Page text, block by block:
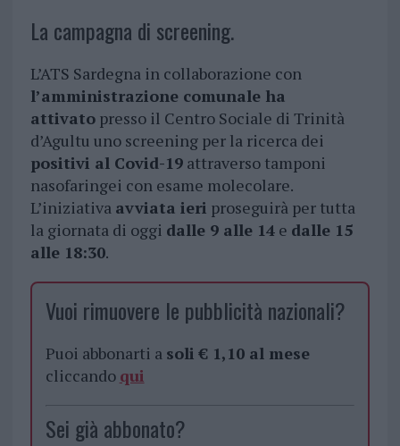
La campagna di screening.
L’ATS Sardegna in collaborazione con
l’amministrazione comunale ha
attivatopresso il Centro Sociale di Trinità
d’Agultu uno screening per la ricerca dei
positivi al Covid-19attraverso tamponi
nasofaringei con esame molecolare.
L’iniziativa avviata ieri proseguirà per tutta
la giornata di oggi dalle 9 alle 14e dalle 15
alle 18:30.
Vuoi rimuovere le pubblicità nazionali?
Puoi abbonarti a soli € 1,10 al mese
cliccando qui
Sei già abbonato?